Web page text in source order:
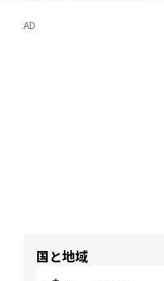
AD
国と地域